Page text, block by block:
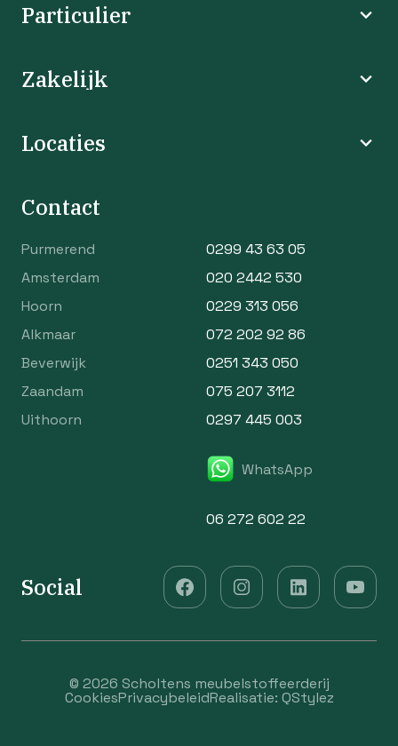
Particulier
Zakelijk
Locaties
Contact
Purmerend
0299 43 63 05
Amsterdam
020 2442 530
Hoorn
0229 313 056
Alkmaar
072 202 92 86
Beverwijk
0251 343 050
Zaandam
075 207 3112
Uithoorn
0297 445 003
WhatsApp
06 272 602 22
Social
© 2026 Scholtens meubelstoffeerderij
CookiesPrivacybeleidRealisatie: QStylez